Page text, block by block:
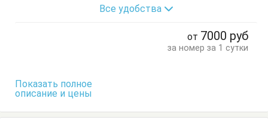
Кровати односпальные
Кровать двуспальная
Шкаф
Все удобства
от 7000 руб
за номер за 1 сутки
Показать полное
описание и цены